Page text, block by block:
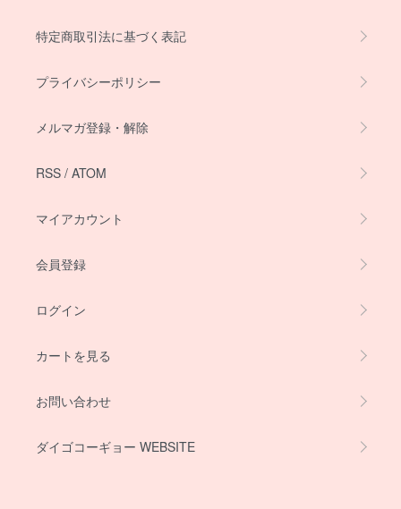
特定商取引法に基づく表記
プライバシーポリシー
メルマガ登録・解除
RSS / ATOM
マイアカウント
会員登録
ログイン
カートを見る
お問い合わせ
ダイゴコーギョー WEBSITE